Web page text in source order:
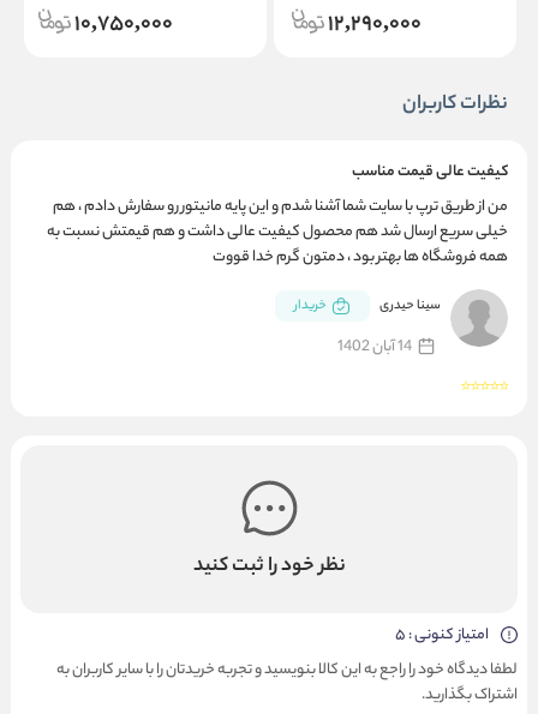
12,290,000
10,750,000
نظرات کاربران
کیفیت عالی قیمت مناسب
من از طریق ترپ با سایت شما آشنا شدم و این پایه مانیتور رو سفارش دادم ، هم
خیلی سریع ارسال شد هم محصول کیفیت عالی داشت و هم قیمتش نسبت به
همه فروشگاه ها بهتر بود ، دمتون گرم خدا قووت
سینا حیدری خریدار
14 آبان 1402
نظر خود را ثبت کنید
امتیاز کنونی : 5
لطفا دیدگاه خود را راجع به این کالا بنویسید و تجربه خریدتان را با سایر کاربران به
اشتراک بگذارید.